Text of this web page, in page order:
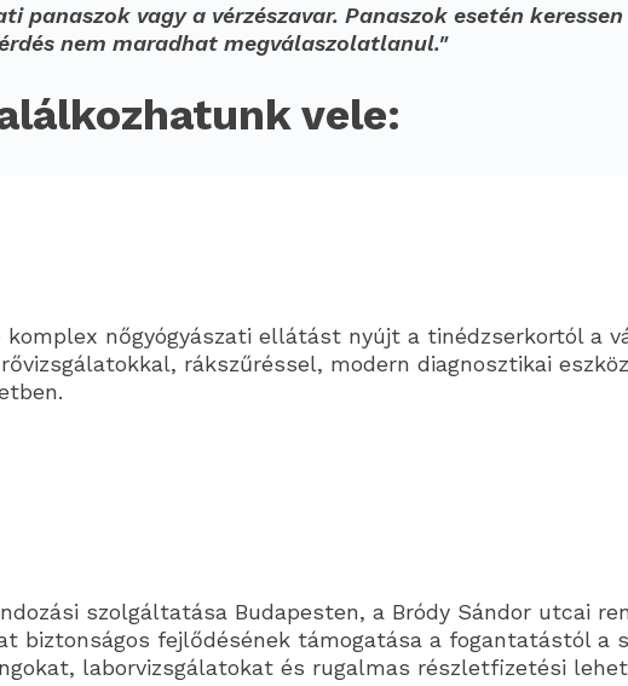
vagy a vérzészavar. Panaszok esetén keressen
nem maradhat megválaszolatlanul."
vele:
nőgyógyászati ellátást nyújt a tinédzserkortól a
rákszűréssel, modern diagnosztikai
szolgáltatása Budapesten, a Bródy Sándor utcai
biztonságos fejlődésének támogatása a fogantatástól a
laborvizsgálatokat és rugalmas részletfizetési